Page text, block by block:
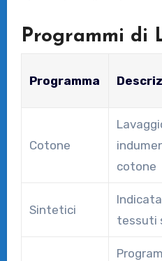
Programmi di
Programma
Cotone
cotone
Sintetici
tessuti